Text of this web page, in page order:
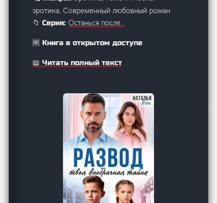
эротика, Современный любовный роман
📁 Серия:Останься после..
🆓 Книга в открытом доступе
📖 Читать полный текст